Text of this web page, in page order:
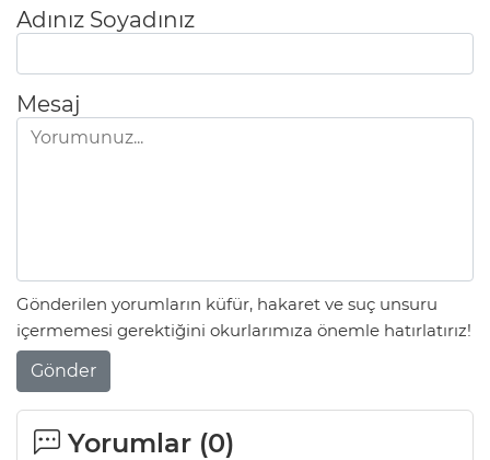
Adınız Soyadınız
Mesaj
Gönderilen yorumların küfür, hakaret ve suç unsuru
içermemesi gerektiğini okurlarımıza önemle hatırlatırız!
Gönder
Yorumlar (0)